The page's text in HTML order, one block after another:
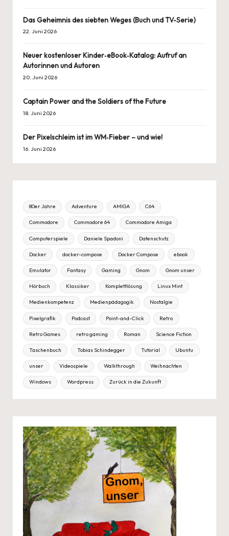
Das Geheimnis des siebten Weges (Buch und TV-Serie)
22. Juni 2026
Neuer kostenloser Kinder‑eBook‑Katalog: Aufruf an
Autorinnen und Autoren
20. Juni 2026
Captain Power and the Soldiers of the Future
18. Juni 2026
Der Pixelschleim ist im WM‑Fieber – und wie!
16. Juni 2026
80er Jahre Adventure AMIGA C64
Commodore Commodore 64 Commodore Amiga
Computerspiele Daniele Spadoni Datenschutz
Docker docker-compose Docker Compose ebook
Emulator Fantasy Gaming Gnom Gnom unser
Hörbuch Klassiker Komplettlösung Linux Mint
Medienkompetenz Medienpädagogik Nostalgie
Pixelgrafik Podcast Point-and-Click Retro
Retro Games retro gaming Roman Science Fiction
Taschenbuch Tobias Schindegger Tutorial Ubuntu
unser Videospiele Walkthrough Weihnachten
Windows Wordpress Zurück in die Zukunft